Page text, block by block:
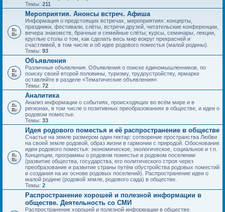
Темы: 211
Мероприятия. Анонсы встреч. Афиша
Информация о предстоящих встречах, мероприятиях: концерты,
праздники, фестивали, слёты, встречи друзей, читательские конференции,
вечера знакомств, брачные и семейные слёты; курсы, семинары, лекции,
круглые столы о том, как сделать весь мир вокруг прекрасней и
счастливей, в том числе и об идее родового поместья (малой родины).
Темы: 93
Объявления
Различные объявления. Объявления о поиске единомышленников, по
поиску своей второй половины, туризму, трудоустройству, ярмарке
оставляйте в разделе «Тематические объявления».
Темы: 72
Аналитика
Анализ информации о событиях, происходящих во всём мире и в
регионах, в том числе о позитивных преобразованиях в обществе, и идеи о
родовом поместье.
Темы: 33
Идея родового поместья и её распространение в обществе
Счастье на земле размером один гектар: сотворение пространства Любви
на своей земле родовой, образ жизни в гармонии с природой. Обоснование
идеи родового поместья: экономическое, экологическое, социальное и т.п.
Концепции, программы о родовом поместье и родовом поселении
(развитие общества, государства, его политического строя через
преобразование и развитие страны путём обустройства родовых поместий
и создания на их основе родовых поселений). Распространение идеи о
малой родине (родовой земле, родового сада) в обществе.
Темы: 2
Распространение хорошей и полезной информации в
обществе. Деятельность со СМИ
Распространение хорошей и полезной информации в обществе.